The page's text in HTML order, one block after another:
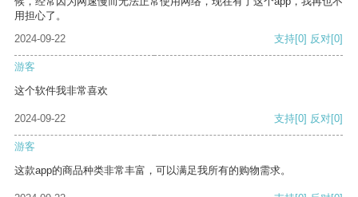
用担心了。
2024-09-22
支持[0] 反对[0]
游客
这个软件我非常喜欢
2024-09-22 支持[0] 反对[0]
游客
这款app的商品种类非常丰富，可以满足我所有的购物需求。